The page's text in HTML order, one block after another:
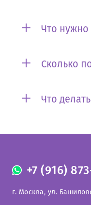
Что нужно
Сколько
Что
+7 (916)
г. Москва, ул.